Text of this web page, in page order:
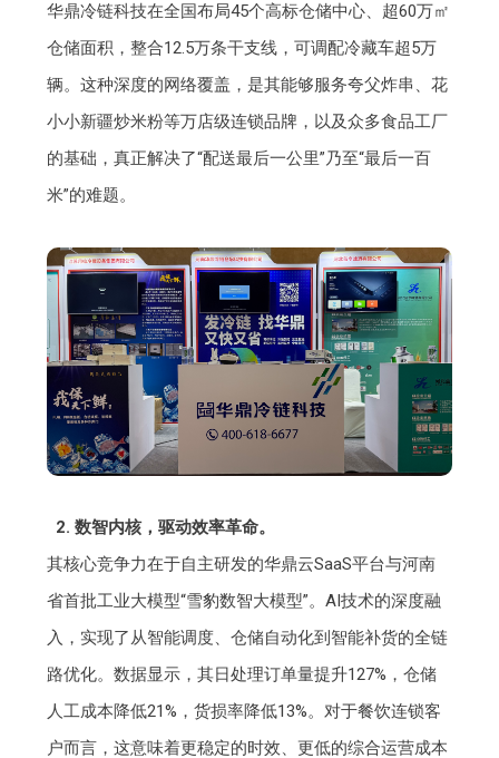
华鼎冷链科技在全国布局45个高标仓储中心、超60万㎡
仓储面积，整合12.5万条干支线，可调配冷藏车超5万
辆。这种深度的网络覆盖，是其能够服务夸父炸串、花
小小新疆炒米粉等万店级连锁品牌，以及众多食品工厂
的基础，真正解决了“配送最后一公里”乃至“最后一百
米”的难题。
2. 数智内核，驱动效率革命。
其核心竞争力在于自主研发的华鼎云SaaS平台与河南
省首批工业大模型“雪豹数智大模型”。AI技术的深度融
入，实现了从智能调度、仓储自动化到智能补货的全链
路优化。数据显示，其日处理订单量提升127%，仓储
人工成本降低21%，货损率降低13%。对于餐饮连锁客
户而言，这意味着更稳定的时效、更低的综合运营成本